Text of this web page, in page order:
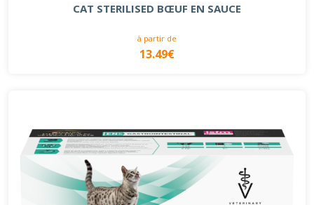
CAT STERILISED BŒUF EN SAUCE
à partir de
13.49€